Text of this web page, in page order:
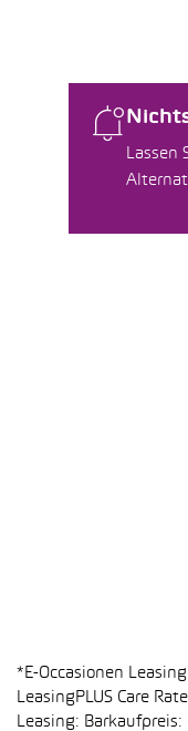
Lassen
*E-Occasionen
LeasingPLUS Care
Leasing: